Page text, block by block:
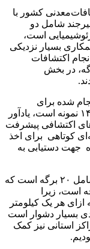
کشور با
شامل دو
است،
بسیار نزدیکی
اکتشافات‌
مربوط به حدود هفت برگه از ۲۰ برگه، در بخش
شده برای
اکتشافات سیستماتیک افزون بر سه هزار و ۱۴۵ نمونه است، یادآور
درصد از برگه‌های اکتشافی پیشرفت
کوتاهی برای اخذ
جهت دستیابی به
به گفته درّی، اکتشاف ژئوشیمی انجام شده شامل ۲۰ برگه است که
است، زیرا
هر یک کیلومتر
بسیار دشوار است
استانی نیز کمک